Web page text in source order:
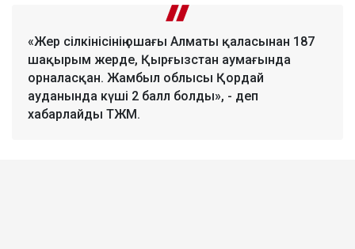
«Жер сілкінісінің ошағы Алматы қаласынан 187
шақырым жерде, Қырғызстан аумағында
орналасқан. Жамбыл облысы Қордай
ауданында күші 2 балл болды», - деп
хабарлайды ТЖМ.